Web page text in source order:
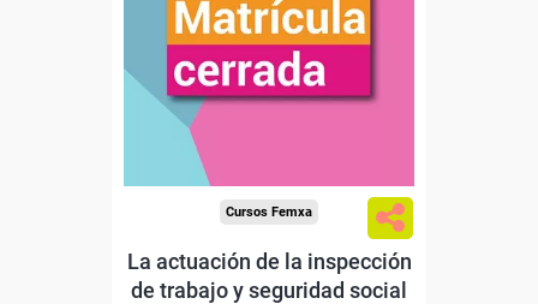
Cursos Femxa
La actuación de la inspección
de trabajo y seguridad social